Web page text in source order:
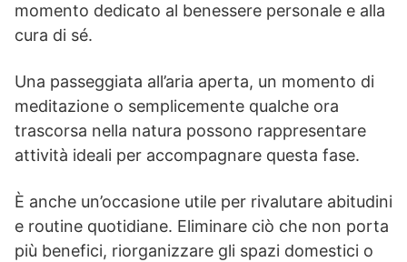
momento dedicato al benessere personale e alla
cura di sé.
Una passeggiata all’aria aperta, un momento di
meditazione o semplicemente qualche ora
trascorsa nella natura possono rappresentare
attività ideali per accompagnare questa fase.
È anche un’occasione utile per rivalutare abitudini
e routine quotidiane. Eliminare ciò che non porta
più benefici, riorganizzare gli spazi domestici o